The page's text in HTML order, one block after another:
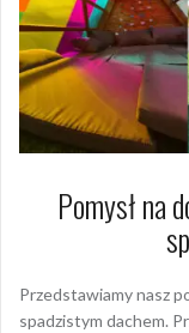
Pomysł na
Przedstawiamy nasz
spadzistym dachem.